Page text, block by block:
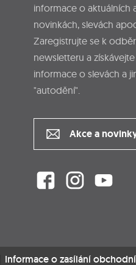
informace o aktuálních
novinkách, slevách
Zaregistrujte se k
newsletteru a
informace o slevách a
"autodění".
Akce a
Informace o zasílání